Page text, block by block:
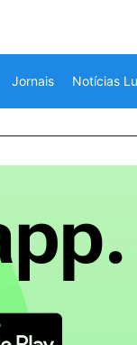
Jornais Notícias